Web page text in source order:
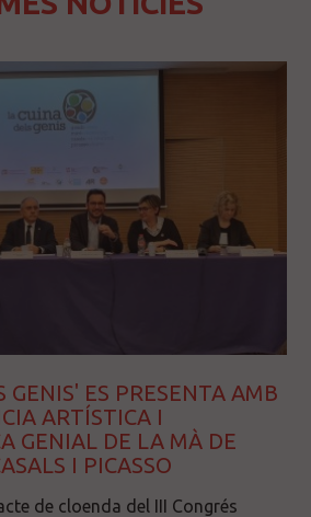
GENIS' ES PRESENTA AMB
ARTÍSTICA I
GENIAL DE LA MÀ DE
I PICASSO
de cloenda del III Congrés